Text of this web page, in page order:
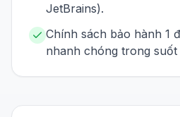
JetBrains).
Chính sách bảo hành 1
nhanh chóng trong suốt